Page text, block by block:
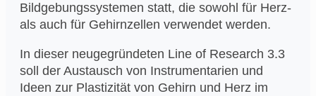
Bildgebungssystemen statt, die sowohl für Herz-
als auch für Gehirnzellen verwendet werden.
In dieser neugegründeten Line of Research 3.3
soll der Austausch von Instrumentarien und
Ideen zur Plastizität von Gehirn und Herz im